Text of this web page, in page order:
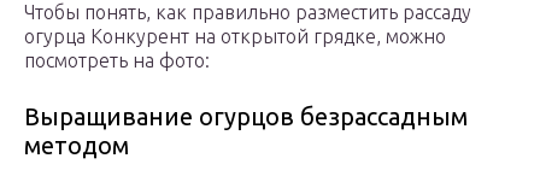
Чтобы понять, как правильно разместить рассаду
огурца Конкурент на открытой грядке, можно
посмотреть на фото:
Выращивание огурцов безрассадным
методом